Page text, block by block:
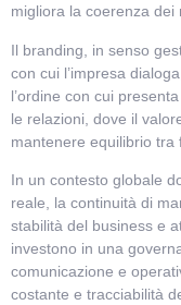
migliora la coerenza
Il branding, in senso
con cui l’impresa
l’ordine con cui
le relazioni, dove il
mantenere equilibrio tra
In un contesto globale
reale, la continuità di
stabilità del business e
investono in una
comunicazione e
costante e tracciabilità